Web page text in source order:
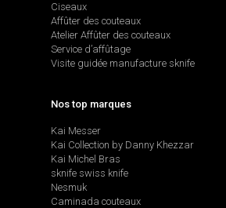
Ciseaux
Affûter des couteaux
Atelier Affûter des couteaux
Service d’affûtage
Visite guidée manufacture sknife
Nos top marques
Kai Messer
Kai Collection by Danny Khezzar
Kai Michel Bras
sknife swiss knife
Nesmuk
Caminada couteaux